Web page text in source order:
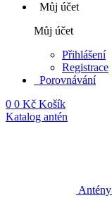
Můj účet
Můj účet
Přihlášení
Registrace
Porovnávání
0 0 Kč Košík
Katalog antén
Antény